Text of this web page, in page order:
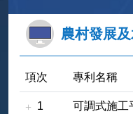
農村發展
項次 專利名稱
1 可調式施工